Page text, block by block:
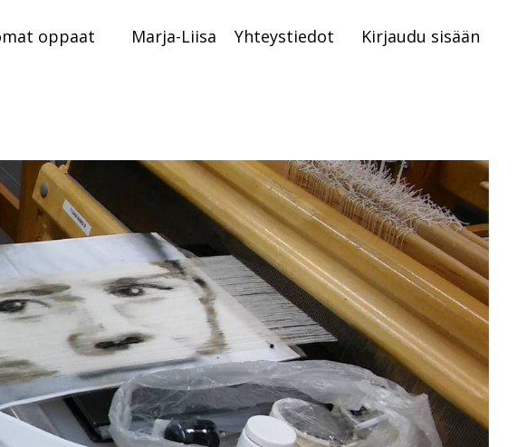
oppaat Marja-Liisa Yhteystiedot Kirjaudu sisään